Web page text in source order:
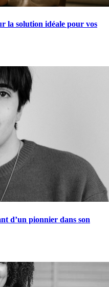
la solution idéale pour vos
d’un pionnier dans son